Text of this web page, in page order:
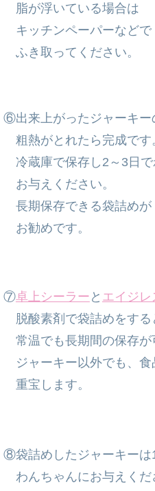
脂が浮いている場合は
キッチンペーパーなどで
ふき取ってください。
⑥出来上がったジャーキー
粗熱がとれたら完成です
冷蔵庫で保存し2～3日で
お与えください。
長期保存できる袋詰めが
お勧めです。
⑦卓上シーラー と エイジレ
脱酸素剤で袋詰めをする
常温でも長期間の保存が
ジャーキー以外でも、食
重宝します。
⑧袋詰めしたジャーキーは
わんちゃんにお与えくだ